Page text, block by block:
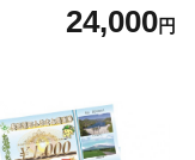
ッフェ お食事券 大
分 関東 東京 ご利用
24,000円